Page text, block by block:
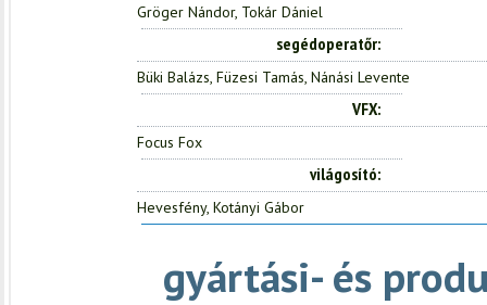
Gröger Nándor, Tokár Dániel
segédoperatőr
Büki Balázs, Füzesi Tamás, Nánási Levente
VFX
Focus Fox
világosító
Hevesfény, Kotányi Gábor
gyártási- és